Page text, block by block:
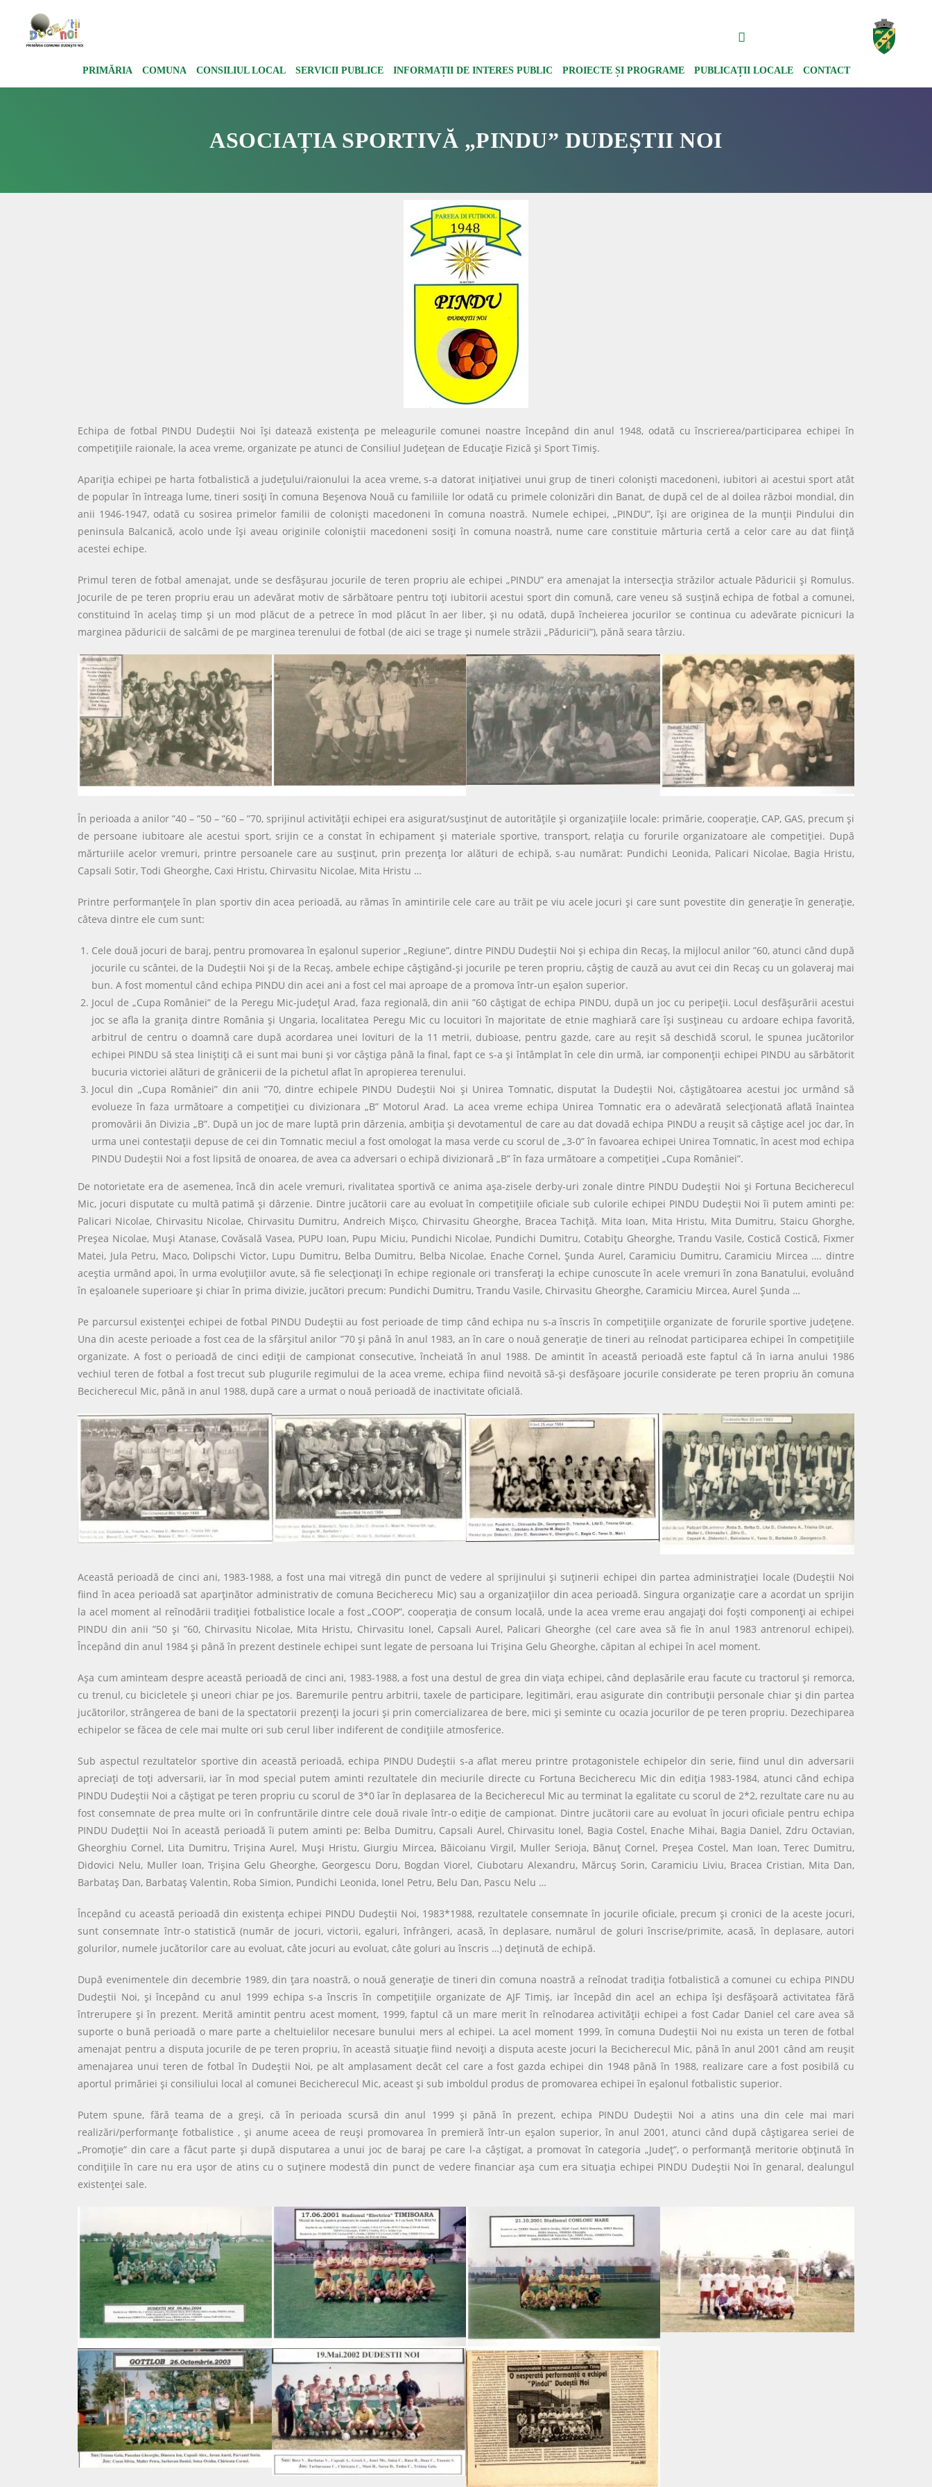
PRIMĂRIA COMUNA CONSILIUL LOCAL SERVICII PUBLICE INFORMAȚII DE INTERES PUBLIC PROIECTE ȘI PROGRAME PUBLICAȚII LOCALE CONTACT
ASOCIAȚIA SPORTIVĂ „PINDU” DUDEȘTII NOI
Echipa de fotbal PINDU Dudeștii Noi își datează existența pe meleagurile comunei noastre începând din anul 1948, odată cu înscrierea/participarea echipei în
competițiile raionale, la acea vreme, organizate pe atunci de Consiliul Județean de Educație Fizică și Sport Timiș.
Apariţia echipei pe harta fotbalistică a judeţului/raionului la acea vreme, s-a datorat iniţiativei unui grup de tineri colonişti macedoneni, iubitori ai acestui sport atât
de popular în întreaga lume, tineri sosiţi în comuna Beşenova Nouă cu familiile lor odată cu primele colonizări din Banat, de după cel de al doilea război mondial, din
anii 1946-1947, odată cu sosirea primelor familii de colonişti macedoneni în comuna noastră. Numele echipei, „PINDU”, îşi are originea de la munţii Pindului din
peninsula Balcanică, acolo unde îşi aveau originile coloniştii macedoneni sosiţi în comuna noastră, nume care constituie mărturia certă a celor care au dat fiinţă
acestei echipe.
Primul teren de fotbal amenajat, unde se desfăşurau jocurile de teren propriu ale echipei „PINDU” era amenajat la intersecţia străzilor actuale Păduricii şi Romulus.
Jocurile de pe teren propriu erau un adevărat motiv de sărbătoare pentru toţi iubitorii acestui sport din comună, care veneu să susţină echipa de fotbal a comunei,
constituind în acelaş timp şi un mod plăcut de a petrece în mod plăcut în aer liber, şi nu odată, după încheierea jocurilor se continua cu adevărate picnicuri la
marginea păduricii de salcâmi de pe marginea terenului de fotbal (de aici se trage şi numele străzii „Păduricii”), pănă seara târziu.
În perioada a anilor ”40 – ”50 – ”60 – ”70, sprijinul activităţii echipei era asigurat/susţinut de autorităţile şi organizaţiile locale: primărie, cooperaţie, CAP, GAS, precum şi
de persoane iubitoare ale acestui sport, srijin ce a constat în echipament şi materiale sportive, transport, relaţia cu forurile organizatoare ale competiţiei. După
mărturiile acelor vremuri, printre persoanele care au susţinut, prin prezenţa lor alături de echipă, s-au numărat: Pundichi Leonida, Palicari Nicolae, Bagia Hristu,
Capsali Sotir, Todi Gheorghe, Caxi Hristu, Chirvasitu Nicolae, Mita Hristu …
Printre performanţele în plan sportiv din acea perioadă, au rămas în amintirile cele care au trăit pe viu acele jocuri şi care sunt povestite din generaţie în generaţie,
câteva dintre ele cum sunt:
Cele două jocuri de baraj, pentru promovarea în eşalonul superior „Regiune”, dintre PINDU Dudeştii Noi şi echipa din Recaş, la mijlocul anilor ”60, atunci când după
jocurile cu scântei, de la Dudeştii Noi şi de la Recaş, ambele echipe câştigând-şi jocurile pe teren propriu, câştig de cauză au avut cei din Recaş cu un golaveraj mai
bun. A fost momentul când echipa PINDU din acei ani a fost cel mai aproape de a promova într-un eşalon superior.
Jocul de „Cupa României” de la Peregu Mic-judeţul Arad, faza regională, din anii ”60 câştigat de echipa PINDU, după un joc cu peripeţii. Locul desfăşurării acestui
joc se afla la graniţa dintre România şi Ungaria, localitatea Peregu Mic cu locuitori în majoritate de etnie maghiară care îşi susţineau cu ardoare echipa favorită,
arbitrul de centru o doamnă care după acordarea unei lovituri de la 11 metrii, dubioase, pentru gazde, care au reşit să deschidă scorul, le spunea jucătorilor
echipei PINDU să stea liniştiţi că ei sunt mai buni şi vor câştiga până la final, fapt ce s-a şi întâmplat în cele din urmă, iar componenţii echipei PINDU au sărbătorit
bucuria victoriei alături de grănicerii de la pichetul aflat în apropierea terenului.
Jocul din „Cupa României” din anii ”70, dintre echipele PINDU Dudeştii Noi şi Unirea Tomnatic, disputat la Dudeştii Noi, câştigătoarea acestui joc urmând să
evolueze în faza următoare a competiţiei cu divizionara „B” Motorul Arad. La acea vreme echipa Unirea Tomnatic era o adevărată selecţionată aflată înaintea
promovării ăn Divizia „B”. După un joc de mare luptă prin dârzenia, ambiţia şi devotamentul de care au dat dovadă echipa PINDU a reuşit să câştige acel joc dar, în
urma unei contestaţii depuse de cei din Tomnatic meciul a fost omologat la masa verde cu scorul de „3-0” în favoarea echipei Unirea Tomnatic, în acest mod echipa
PINDU Dudeştii Noi a fost lipsită de onoarea, de avea ca adversari o echipă divizionară „B” în faza următoare a competiţiei „Cupa României”.
De notorietate era de asemenea, încă din acele vremuri, rivalitatea sportivă ce anima aşa-zisele derby-uri zonale dintre PINDU Dudeştii Noi şi Fortuna Becicherecul
Mic, jocuri disputate cu multă patimă şi dârzenie. Dintre jucătorii care au evoluat în competiţiile oficiale sub culorile echipei PINDU Dudeştii Noi îi putem aminti pe:
Palicari Nicolae, Chirvasitu Nicolae, Chirvasitu Dumitru, Andreich Mişco, Chirvasitu Gheorghe, Bracea Tachiţă. Mita Ioan, Mita Hristu, Mita Dumitru, Staicu Ghorghe,
Preşea Nicolae, Muşi Atanase, Covăsală Vasea, PUPU Ioan, Pupu Miciu, Pundichi Nicolae, Pundichi Dumitru, Cotabiţu Gheorghe, Trandu Vasile, Costică Costică, Fixmer
Matei, Jula Petru, Maco, Dolipschi Victor, Lupu Dumitru, Belba Dumitru, Belba Nicolae, Enache Cornel, Şunda Aurel, Caramiciu Dumitru, Caramiciu Mircea …. dintre
aceştia urmând apoi, în urma evoluţiilor avute, să fie selecţionaţi în echipe regionale ori transferaţi la echipe cunoscute în acele vremuri în zona Banatului, evoluând
în eşaloanele superioare şi chiar în prima divizie, jucători precum: Pundichi Dumitru, Trandu Vasile, Chirvasitu Gheorghe, Caramiciu Mircea, Aurel Şunda …
Pe parcursul existenţei echipei de fotbal PINDU Dudeştii au fost perioade de timp când echipa nu s-a înscris în competiţiile organizate de forurile sportive judeţene.
Una din aceste perioade a fost cea de la sfârşitul anilor ”70 şi până în anul 1983, an în care o nouă generaţie de tineri au reînodat participarea echipei în competiţiile
organizate. A fost o perioadă de cinci ediţii de campionat consecutive, încheiată în anul 1988. De amintit în această perioadă este faptul că în iarna anului 1986
vechiul teren de fotbal a fost trecut sub plugurile regimului de la acea vreme, echipa fiind nevoită să-şi desfăşoare jocurile considerate pe teren propriu ăn comuna
Becicherecul Mic, până in anul 1988, după care a urmat o nouă perioadă de inactivitate oficială.
Această perioadă de cinci ani, 1983-1988, a fost una mai vitregă din punct de vedere al sprijinului şi suţinerii echipei din partea administraţiei locale (Dudeştii Noi
fiind în acea perioadă sat aparţinător administrativ de comuna Becicherecu Mic) sau a organizaţiilor din acea perioadă. Singura organizaţie care a acordat un sprijin
la acel moment al reînodării tradiţiei fotbalistice locale a fost „COOP”, cooperaţia de consum locală, unde la acea vreme erau angajaţi doi foşti componenţi ai echipei
PINDU din anii ”50 şi ”60, Chirvasitu Nicolae, Mita Hristu, Chirvasitu Ionel, Capsali Aurel, Palicari Gheorghe (cel care avea să fie în anul 1983 antrenorul echipei).
Începând din anul 1984 şi până în prezent destinele echipei sunt legate de persoana lui Trişina Gelu Gheorghe, căpitan al echipei în acel moment.
Aşa cum aminteam despre această perioadă de cinci ani, 1983-1988, a fost una destul de grea din viaţa echipei, când deplasările erau facute cu tractorul şi remorca,
cu trenul, cu bicicletele şi uneori chiar pe jos. Baremurile pentru arbitrii, taxele de participare, legitimări, erau asigurate din contribuţii personale chiar şi din partea
jucătorilor, strângerea de bani de la spectatorii prezenţi la jocuri şi prin comercializarea de bere, mici şi seminte cu ocazia jocurilor de pe teren propriu. Dezechiparea
echipelor se făcea de cele mai multe ori sub cerul liber indiferent de condiţiile atmosferice.
Sub aspectul rezultatelor sportive din această perioadă, echipa PINDU Dudeştii s-a aflat mereu printre protagonistele echipelor din serie, fiind unul din adversarii
apreciaţi de toţi adversarii, iar în mod special putem aminti rezultatele din meciurile directe cu Fortuna Becicherecu Mic din ediţia 1983-1984, atunci când echipa
PINDU Dudeştii Noi a câştigat pe teren propriu cu scorul de 3*0 îar în deplasarea de la Becicherecul Mic au terminat la egalitate cu scorul de 2*2, rezultate care nu au
fost consemnate de prea multe ori în confruntările dintre cele două rivale într-o ediţie de campionat. Dintre jucătorii care au evoluat în jocuri oficiale pentru echipa
PINDU Dudeţtii Noi în această perioadă îi putem aminti pe: Belba Dumitru, Capsali Aurel, Chirvasitu Ionel, Bagia Costel, Enache Mihai, Bagia Daniel, Zdru Octavian,
Gheorghiu Cornel, Lita Dumitru, Trişina Aurel, Muşi Hristu, Giurgiu Mircea, Băicoianu Virgil, Muller Serioja, Bănuţ Cornel, Preşea Costel, Man Ioan, Terec Dumitru,
Didovici Nelu, Muller Ioan, Trişina Gelu Gheorghe, Georgescu Doru, Bogdan Viorel, Ciubotaru Alexandru, Mărcuş Sorin, Caramiciu Liviu, Bracea Cristian, Mita Dan,
Barbataş Dan, Barbataş Valentin, Roba Simion, Pundichi Leonida, Ionel Petru, Belu Dan, Pascu Nelu …
Începând cu această perioadă din existenţa echipei PINDU Dudeştii Noi, 1983*1988, rezultatele consemnate în jocurile oficiale, precum şi cronici de la aceste jocuri,
sunt consemnate într-o statistică (număr de jocuri, victorii, egaluri, înfrângeri, acasă, în deplasare, numărul de goluri înscrise/primite, acasă, în deplasare, autori
golurilor, numele jucătorilor care au evoluat, câte jocuri au evoluat, câte goluri au înscris …) deţinută de echipă.
După evenimentele din decembrie 1989, din ţara noastră, o nouă generaţie de tineri din comuna noastră a reînodat tradiţia fotbalistică a comunei cu echipa PINDU
Dudeştii Noi, şi începând cu anul 1999 echipa s-a înscris în competiţiile organizate de AJF Timiş, iar începâd din acel an echipa îşi desfăşoară activitatea fără
întrerupere şi în prezent. Merită amintit pentru acest moment, 1999, faptul că un mare merit în reînodarea activităţii echipei a fost Cadar Daniel cel care avea să
suporte o bună perioadă o mare parte a cheltuielilor necesare bunului mers al echipei. La acel moment 1999, în comuna Dudeştii Noi nu exista un teren de fotbal
amenajat pentru a disputa jocurile de pe teren propriu, în această situaţie fiind nevoiţi a disputa aceste jocuri la Becicherecul Mic, până în anul 2001 când am reuşit
amenajarea unui teren de fotbal în Dudeştii Noi, pe alt amplasament decât cel care a fost gazda echipei din 1948 până în 1988, realizare care a fost posibilă cu
aportul primăriei şi consiliului local al comunei Becicherecul Mic, aceast şi sub imboldul produs de promovarea echipei în eşalonul fotbalistic superior.
Putem spune, fără teama de a greşi, că în perioada scursă din anul 1999 şi pănă în prezent, echipa PINDU Dudeştii Noi a atins una din cele mai mari
realizări/performanţe fotbalistice , şi anume aceea de reuşi promovarea în premieră într-un eşalon superior, în anul 2001, atunci când după câştigarea seriei de
„Promoţie” din care a fâcut parte şi după disputarea a unui joc de baraj pe care l-a câştigat, a promovat în categoria „Judeţ”, o performanţă meritorie obţinută în
condiţiile în care nu era uşor de atins cu o suţinere modestă din punct de vedere financiar aşa cum era situaţia echipei PINDU Dudeştii Noi în genaral, dealungul
existenţei sale.